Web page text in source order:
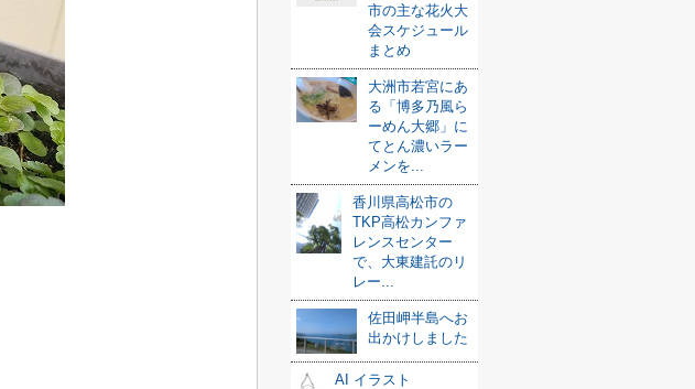
市の主な花火大
会スケジュール
まとめ
大洲市若宮にあ
る「博多乃風ら
ーめん大郷」に
てとん濃いラー
メンを...
香川県高松市の
TKP高松カンファ
レンスセンター
で、大東建託のリ
レー...
佐田岬半島へお
出かけしました
AI イラスト